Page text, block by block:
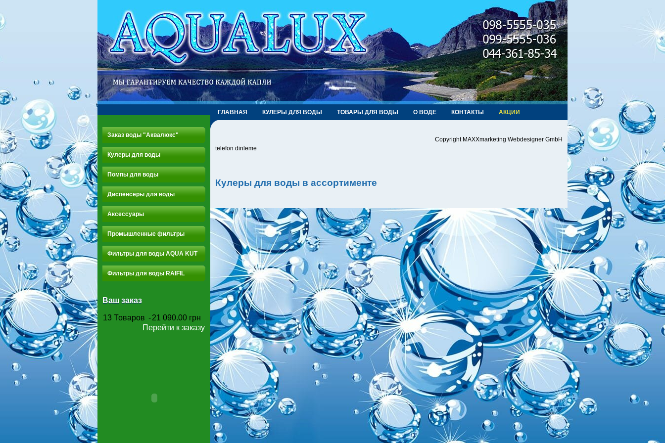
ГЛАВНАЯ КУЛЕРЫ ДЛЯ ВОДЫ ТОВАРЫ ДЛЯ ВОДЫ О ВОДЕ КОНТАКТЫ АКЦИИ
Заказ воды "Аквалюкс"
Кулеры для воды
Помпы для воды
Диспенсеры для воды
Аксессуары
Промышленные фильтры
Фильтры для воды AQUA KUT
Фильтры для воды RAIFIL
Ваш заказ
13 Товаров -21 090.00 грн
Перейти к заказу
Copyright MAXXmarketing Webdesigner GmbH
telefon dinleme
Кулеры для воды в ассортименте